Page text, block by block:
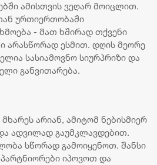
ამისთვის ვეღარ მოიცლით.
ურთიერთობაში
- მათ ხშირად თქვენი
არასწორად ესმით. დღის მეორე
სასიამოვნო სიურპრიზი და
განვითარება.
არიან, ამიტომ ნებისმიერ
ადვილად გაუმკლავდებით.
სწორად გამოიყენოთ. შანსი
იპოვოთ და